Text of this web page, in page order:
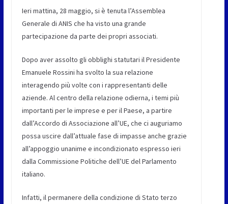
Ieri mattina, 28 maggio, si è tenuta l’Assemblea
Generale di ANIS che ha visto una grande
partecipazione da parte dei propri associati.
Dopo aver assolto gli obblighi statutari il Presidente
Emanuele Rossini ha svolto la sua relazione
interagendo più volte con i rappresentanti delle
aziende. Al centro della relazione odierna, i temi più
importanti per le imprese e per il Paese, a partire
dall’Accordo di Associazione all’UE, che ci auguriamo
possa uscire dall’attuale fase di impasse anche grazie
all’appoggio unanime e incondizionato espresso ieri
dalla Commissione Politiche dell’UE del Parlamento
italiano.
Infatti, il permanere della condizione di Stato terzo